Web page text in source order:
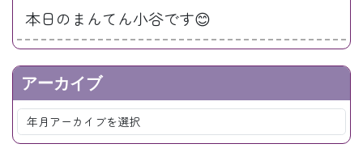
本日のまんてん小谷です😊
アーカイブ